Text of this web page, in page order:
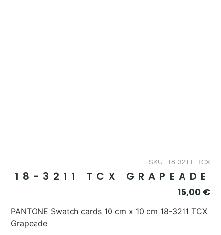
SKU : 18-3211_TCX
18-3211 TCX GRAPEADE
15,00 €
PANTONE Swatch cards 10 cm x 10 cm 18-3211 TCX
Grapeade